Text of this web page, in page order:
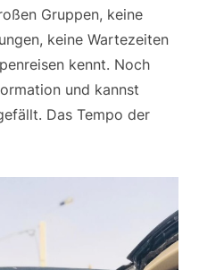
Gruppen, keine
keine Wartezeiten
kennt. Noch
und kannst
Das Tempo der